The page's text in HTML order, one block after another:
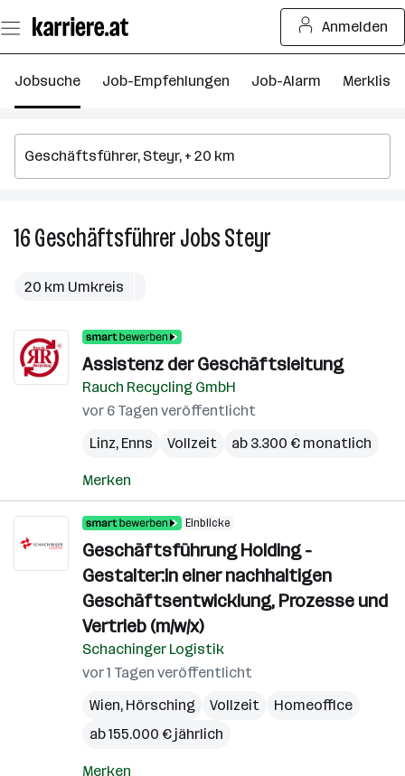
Seiteninhalt
springen
Anmelden
Jobsuche Job-Empfehlungen Job-Alarm Merkliste
16GeschäftsführerJobsSteyr
20 km Umkreis
Assistenz der Geschäftsleitung
Rauch Recycling GmbH
vor 6 Tagen veröffentlicht
Linz, Enns Vollzeit ab 3.300 € monatlich
Merken
Einblicke
Geschäftsführung Holding -
Gestalter:in einer nachhaltigen
Geschäftsentwicklung, Prozesse und
Vertrieb (m/w/x)
Schachinger Logistik
vor 1 Tagen veröffentlicht
Wien, Hörsching Vollzeit
Homeoffice
ab 155.000 € jährlich
Merken